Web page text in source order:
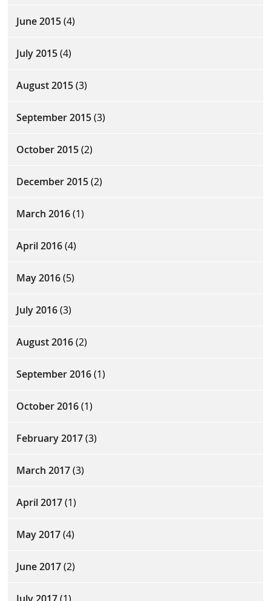
June 2015(4)
July 2015(4)
August 2015(3)
September 2015(3)
October 2015(2)
December 2015(2)
March 2016(1)
April 2016(4)
May 2016(5)
July 2016(3)
August 2016(2)
September 2016(1)
October 2016(1)
February 2017(3)
March 2017(3)
April 2017(1)
May 2017(4)
June 2017(2)